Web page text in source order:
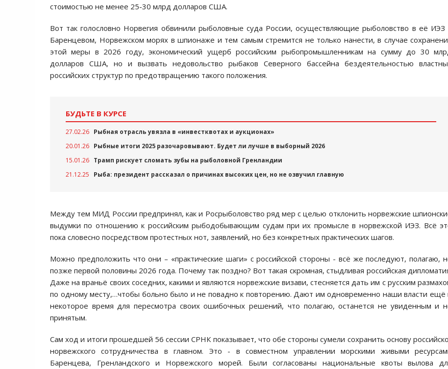
стоимостью не менее 25-30 млрд долларов США.
Вот так голословно Норвегия обвинили рыболовные суда России, осуществляющие рыболовство в её ИЭЗ
Баренцевом, Норвежском морях в шпионаже и тем самым стремится не только нанести, в случае
этой меры в 2026 году, экономический ущерб российским рыбопромышленникам на сумму до 30
долларов США, но и вызвать недовольство рыбаков Северного бассейна бездеятельностью
российских структур по предотвращению такого положения.
БУДЬТЕ В КУРСЕ
27.02.26 Рыбная отрасль увязла в «инвестквотах и аукционах»
20.01.26 Рыбные итоги 2025 разочаровывают. Будет ли лучше в выборный 2026
15.01.26 Трамп рискует сломать зубы на рыболовной Гренландии
21.12.25
Рыба: президент рассказал о причинах высоких цен, но не озвучил главную
Между тем МИД России предпринял, как и Росрыболовство ряд мер с целью отклонить норвежские
выдумки по отношению к российским рыбодобывающим судам при их промысле в норвежской ИЭЗ. Всё
пока словесно посредством протестных нот, заявлений, но без конкретных практических шагов.
Можно предположить что они – «практические шаги» с российской стороны - всё же последуют, полагаю,
позже первой половины 2026 года. Почему так поздно? Вот такая скромная, стыдливая российская
Даже на враньё своих соседних, какими и являются норвежские визави, стесняется дать им с русским
по одному месту,…чтобы больно было и не повадно к повторению. Дают им одновременно наши власти ещё
некоторое время для пересмотра своих ошибочных решений, что полагаю, останется не увиденным и
принятым.
Сам ход и итоги прошедшей 56 сессии СРНК показывает, что обе стороны сумели сохранить основу
норвежского сотрудничества в главном. Это - в совместном управлении морскими живыми
Баренцева, Гренландского и Норвежского морей. Были согласованы национальные квоты вылова